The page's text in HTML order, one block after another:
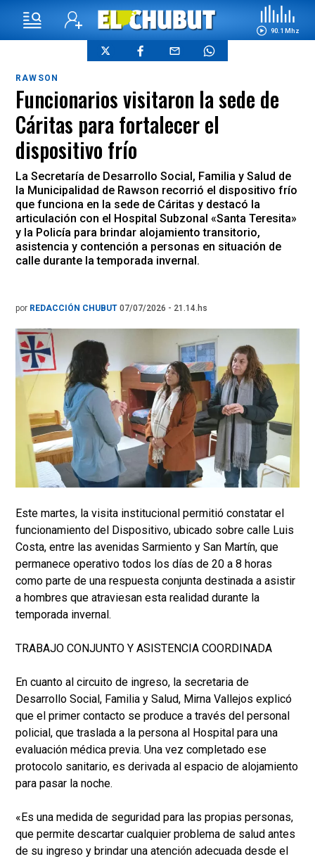
90.1 Mhz
RAWSON
Funcionarios visitaron la sede de
Cáritas para fortalecer el
dispositivo frío
La Secretaría de Desarrollo Social, Familia y Salud de
la Municipalidad de Rawson recorrió el dispositivo frío
que funciona en la sede de Cáritas y destacó la
articulación con el Hospital Subzonal «Santa Teresita»
y la Policía para brindar alojamiento transitorio,
asistencia y contención a personas en situación de
calle durante la temporada invernal.
por REDACCIÓN CHUBUT 07/07/2026 - 21.14.hs
Este martes, la visita institucional permitió constatar el
funcionamiento del Dispositivo, ubicado sobre calle Luis
Costa, entre las avenidas Sarmiento y San Martín, que
permanece operativo todos los días de 20 a 8 horas
como parte de una respuesta conjunta destinada a asistir
a hombres que atraviesan esta realidad durante la
temporada invernal.
TRABAJO CONJUNTO Y ASISTENCIA COORDINADA
En cuanto al circuito de ingreso, la secretaria de
Desarrollo Social, Familia y Salud, Mirna Vallejos explicó
que el primer contacto se produce a través del personal
policial, que traslada a la persona al Hospital para una
evaluación médica previa. Una vez completado ese
protocolo sanitario, es derivada al espacio de alojamiento
para pasar la noche.
«Es una medida de seguridad para las propias personas,
que permite descartar cualquier problema de salud antes
de su ingreso y brindar una atención adecuada desde el